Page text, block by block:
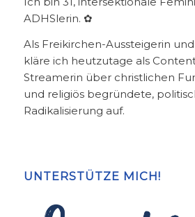
ADHSlerin. ✿
Als Freikirchen-Aussteigerin
kläre ich heutzutage als
Streamerin über christlichen
und religiös begründete,
Radikalisierung auf.
UNTERSTÜTZE MICH!